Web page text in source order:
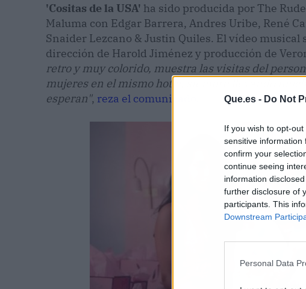
Que.es - Do Not
If you wish to opt-
sensitive information
confirm your
continue seeing
information
further disclosure of
participants. This
Downstream
Personal Data
'Cositas de la USA' ha sido producida por The
Maluma con Edgar Barrera, Andres Uribe, René
Snaider Lezcano & Justin Quiles. El vídeo musical
dirección de Harold Jiménez y producción de
retro y muy colorido, muestra las visitas del
mujeres en el mismo hotel, siempre llevando
esperan", reza el comunicado.